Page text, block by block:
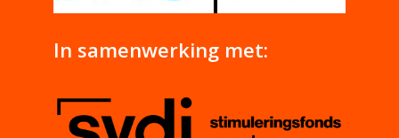
In samenwerking met: